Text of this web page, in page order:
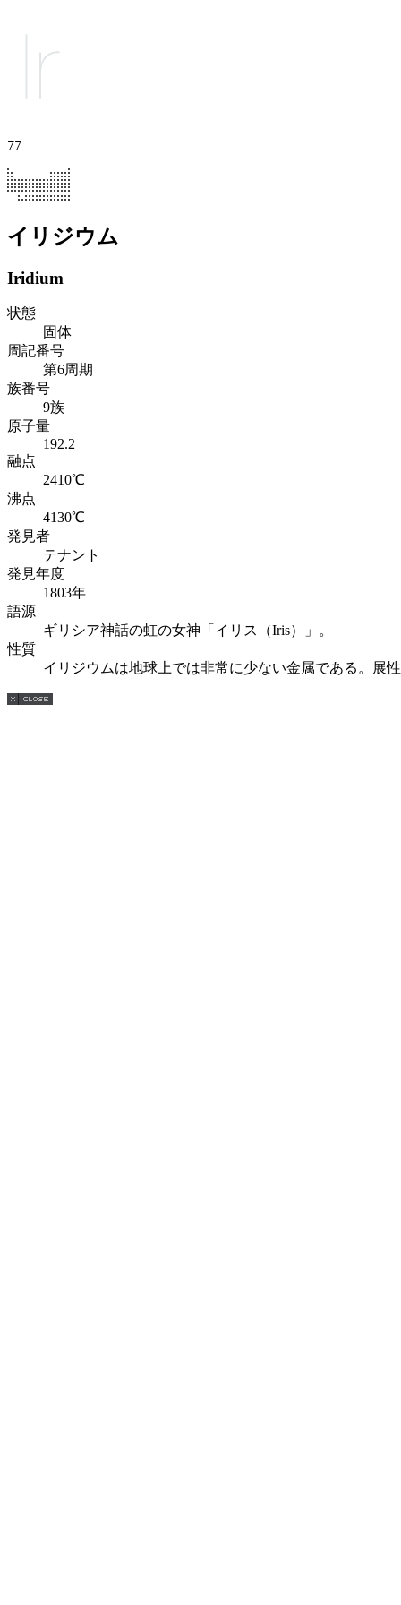
77
イリジウム
Iridium
状態
固体
周記番号
第6周期
族番号
9族
原子量
192.2
融点
2410℃
沸点
4130℃
発見者
テナント
発見年度
1803年
語源
ギリシア神話の虹の女神「イリス（Iris）」。
性質
イリジウムは地球上では非常に少ない金属である。展